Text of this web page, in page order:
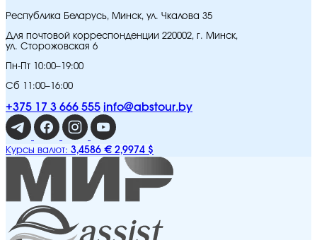
Республика Беларусь, Минск, ул. Чкалова 35
Для почтовой корреспонденции 220002, г. Минск,
ул. Сторожовская 6
Пн-Пт 10:00–19:00
Сб 11:00–16:00
+375 17 3 666 555 info@abstour.by
Курсы валют: 3,4586 € 2,9974 $